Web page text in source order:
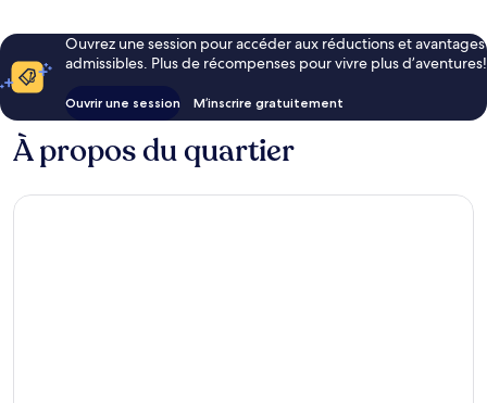
Ouvrez une session pour accéder aux réductions et avantages
admissibles. Plus de récompenses pour vivre plus d’aventures!
Ouvrir une session M’inscrire gratuitement
À propos du quartier